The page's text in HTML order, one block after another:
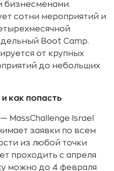
бизнесменами.
сотни мероприятий и
Boot Camp.
от крупных
до небольших
как попасть
MassChallenge Israel
заявки по всем
из любой точки
проходить с апреля
можно до 4 февраля